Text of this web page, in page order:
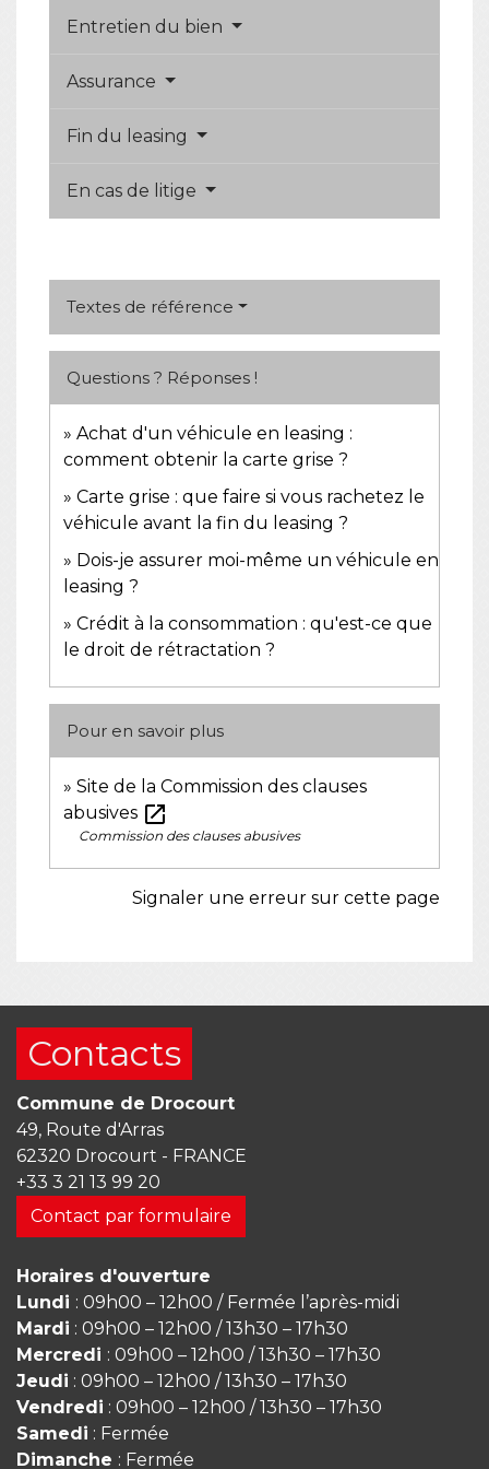
Entretien du bien
Assurance
Fin du leasing
En cas de litige
Textes de référence
Questions ? Réponses !
Achat d'un véhicule en leasing :
comment obtenir la carte grise ?
Carte grise : que faire si vous rachetez le
véhicule avant la fin du leasing ?
Dois-je assurer moi-même un véhicule en
leasing ?
Crédit à la consommation : qu'est-ce que
le droit de rétractation ?
Pour en savoir plus
Site de la Commission des clauses
abusives open_in_new
Commission des clauses abusives
Signaler une erreur sur cette page
Contacts
Commune de Drocourt
49, Route d'Arras
62320 Drocourt - FRANCE
+33 3 21 13 99 20
Contact par formulaire
Horaires d'ouverture
Lundi : 09h00 – 12h00 / Fermée l’après-midi
Mardi : 09h00 – 12h00 / 13h30 – 17h30
Mercredi : 09h00 – 12h00 / 13h30 – 17h30
Jeudi : 09h00 – 12h00 / 13h30 – 17h30
Vendredi : 09h00 – 12h00 / 13h30 – 17h30
Samedi : Fermée
Dimanche : Fermée